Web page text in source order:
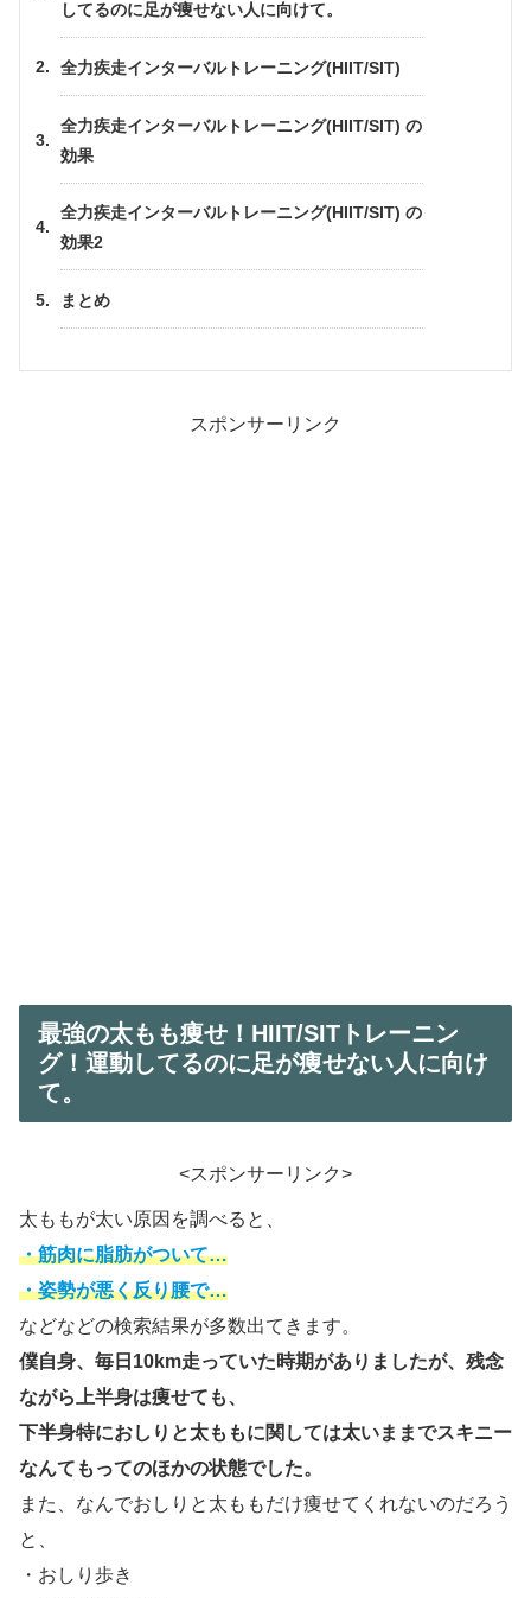
してるのに足が痩せない人に向けて。
全力疾走インターバルトレーニング(HIIT/SIT)
全力疾走インターバルトレーニング(HIIT/SIT) の
効果
全力疾走インターバルトレーニング(HIIT/SIT) の
効果2
まとめ
スポンサーリンク
最強の太もも痩せ！HIIT/SITトレーニン
グ！運動してるのに足が痩せない人に向け
て。
<スポンサーリンク>
太ももが太い原因を調べると、
・筋肉に脂肪がついて…
・姿勢が悪く反り腰で…
などなどの検索結果が多数出てきます。
僕自身、毎日10km走っていた時期がありましたが、残念
ながら上半身は痩せても、
下半身特におしりと太ももに関しては太いままでスキニー
なんてもってのほかの状態でした。
また、なんでおしりと太ももだけ痩せてくれないのだろう
と、
・おしり歩き